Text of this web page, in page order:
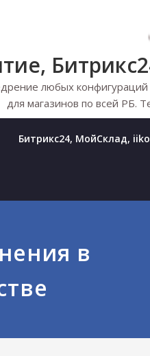
любых
для магазинов по всей РБ.
Битрикс24, МойСклад, iiko
в